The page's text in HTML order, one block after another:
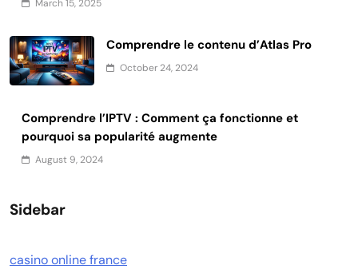
March 15, 2025
Comprendre le contenu d’Atlas Pro
October 24, 2024
Comprendre l’IPTV : Comment ça fonctionne et
pourquoi sa popularité augmente
August 9, 2024
Sidebar
casino online france